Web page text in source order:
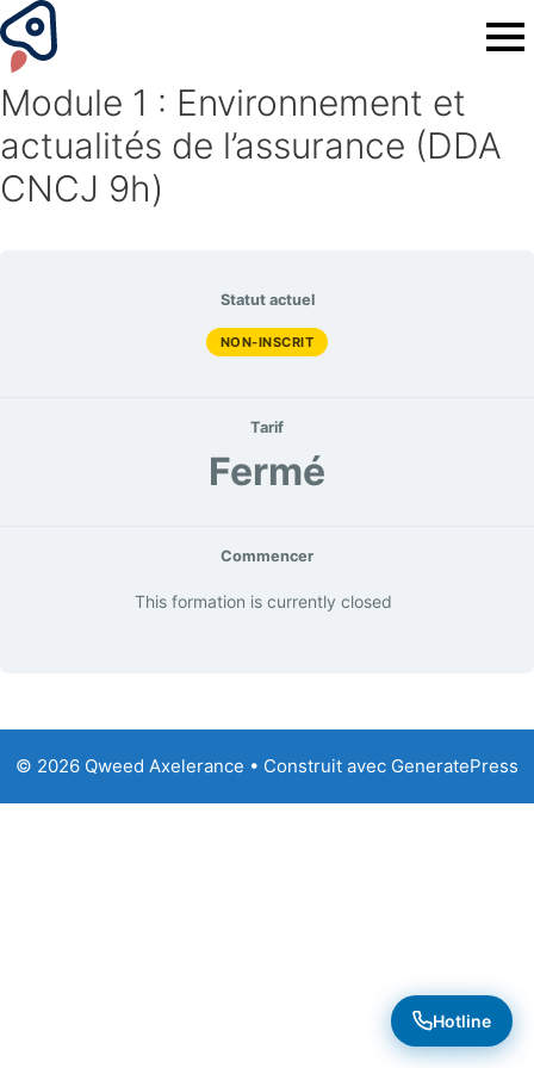
Module 1 : Environnement et
actualités de l’assurance (DDA
CNCJ 9h)
Statut actuel
NON-INSCRIT
Tarif
Fermé
Commencer
This formation is currently closed
© 2026 Qweed Axelerance • Construit avec GeneratePress
Hotline